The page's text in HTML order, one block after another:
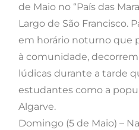
de Maio no “País das
Largo de São Francisco.
em horário noturno que
à comunidade,
lúdicas durante a tarde
estudantes como a
Algarve.
Domingo (5 de Maio) –